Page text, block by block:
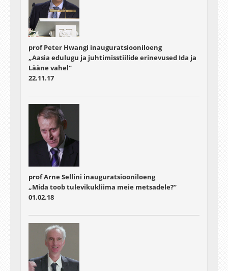
prof Peter Hwangi inauguratsiooniloeng
„Aasia edulugu ja juhtimisstiilide erinevused Ida ja
Lääne vahel“
22.11.17
prof Arne Sellini inauguratsiooniloeng
„Mida toob tulevikukliima meie metsadele?“
01.02.18